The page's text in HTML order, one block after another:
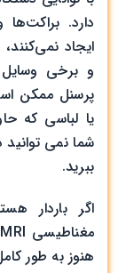
دارد.
ایجاد
و برخی وسایل
پرسنل ممکن
یا لباسی که
ببرید.
اگر باردار
هنوز به طور